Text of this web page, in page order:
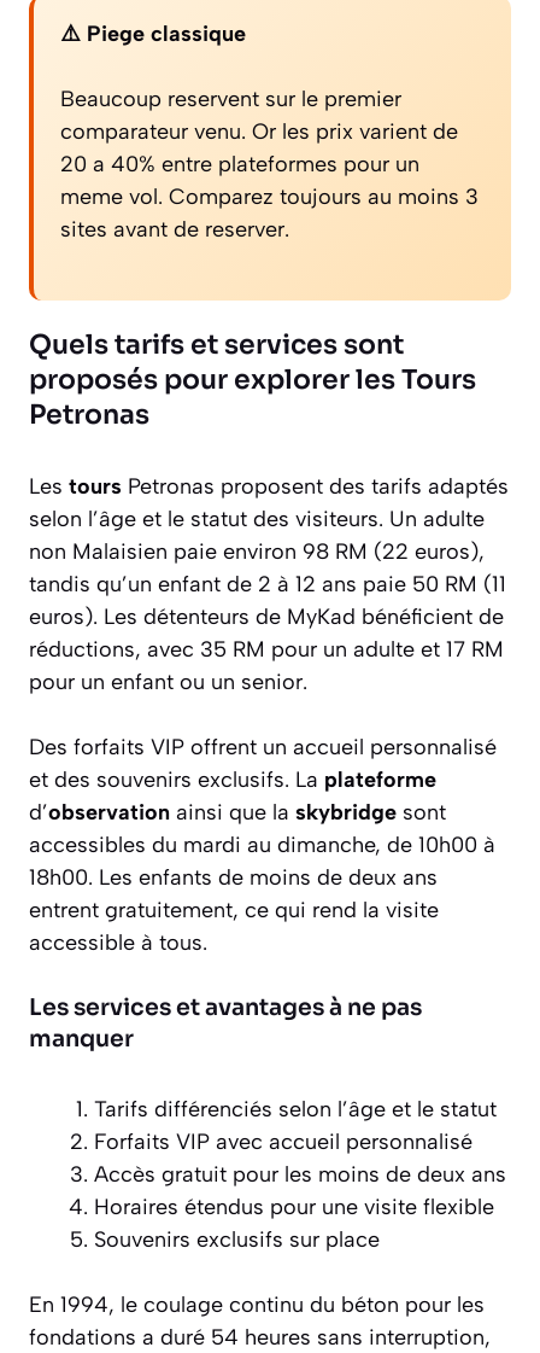
⚠️ Piege classique
Beaucoup reservent sur le premier
comparateur venu. Or les prix varient de
20 a 40% entre plateformes pour un
meme vol. Comparez toujours au moins 3
sites avant de reserver.
Quels tarifs et services sont
proposés pour explorer les Tours
Petronas
Les tours Petronas proposent des tarifs adaptés
selon l’âge et le statut des visiteurs. Un adulte
non Malaisien paie environ 98 RM (22 euros),
tandis qu’un enfant de 2 à 12 ans paie 50 RM (11
euros). Les détenteurs de MyKad bénéficient de
réductions, avec 35 RM pour un adulte et 17 RM
pour un enfant ou un senior.
Des forfaits VIP offrent un accueil personnalisé
et des souvenirs exclusifs. La plateforme
d’observation ainsi que la skybridge sont
accessibles du mardi au dimanche, de 10h00 à
18h00. Les enfants de moins de deux ans
entrent gratuitement, ce qui rend la visite
accessible à tous.
Les services et avantages à ne pas
manquer
Tarifs différenciés selon l’âge et le statut
Forfaits VIP avec accueil personnalisé
Accès gratuit pour les moins de deux ans
Horaires étendus pour une visite flexible
Souvenirs exclusifs sur place
En 1994, le coulage continu du béton pour les
fondations a duré 54 heures sans interruption,